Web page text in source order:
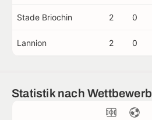
Stade Briochin 2 0
Lannion 2 0
Statistik nach Wettbewerb